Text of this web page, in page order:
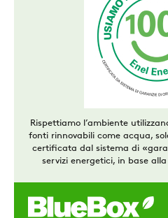
Rispettiamo l’ambiente
fonti rinnovabili come acqua,
certificata dal sistema di
servizi energetici, in base